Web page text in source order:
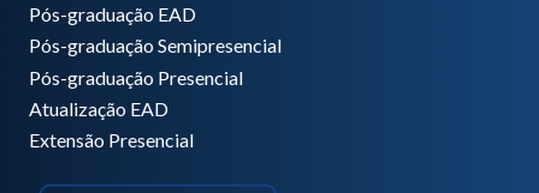
Pós-graduação EAD
Pós-graduação Semipresencial
Pós-graduação Presencial
Atualização EAD
Extensão Presencial